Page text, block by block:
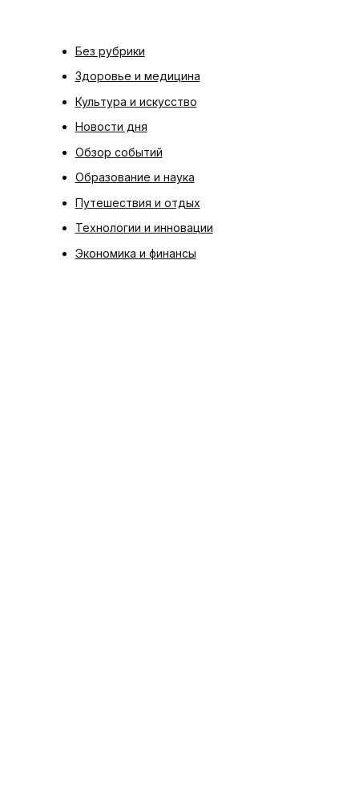
Без рубрики
Здоровье и медицина
Культура и искусство
Новости дня
Обзор событий
Образование и наука
Путешествия и отдых
Технологии и инновации
Экономика и финансы